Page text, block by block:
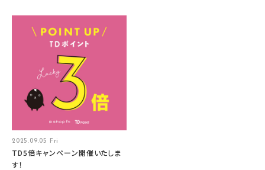
2025.09.05 Fri
TD5倍キャンペーン開催いたしま
す！